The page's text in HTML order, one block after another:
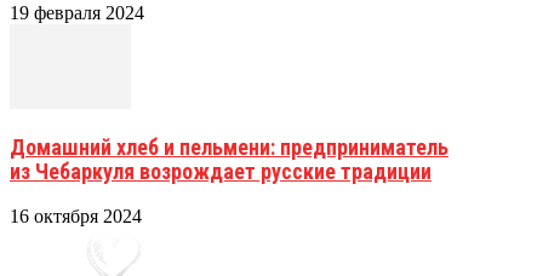
19 февраля 2024
Домашний хлеб и пельмени: предприниматель
из Чебаркуля возрождает русские традиции
16 октября 2024